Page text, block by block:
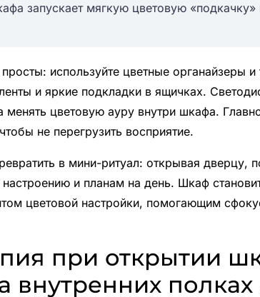
запускает мягкую цветовую
используйте цветные органайзеры
и яркие подкладки в ящичках.
менять цветовую ауру внутри шкафа.
не перегрузить восприятие.
в мини-ритуал: открывая дверцу,
настроению и планам на день. Шкаф
цветовой настройки, помогающим
при открытии
внутренних